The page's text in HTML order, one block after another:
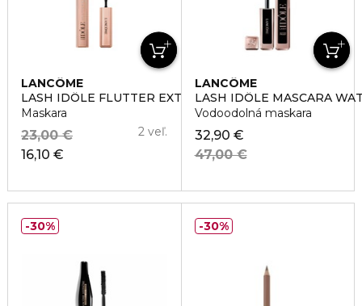
LANCÔME
LASH IDÔLE FLUTTER EXTENSION
Maskara
16,10 €
23,00 € 2 veľ.
LANCÔME
LASH IDÔLE MASCARA
Vodoodolná maskara
32,90 €
47,00 €
30% 30%